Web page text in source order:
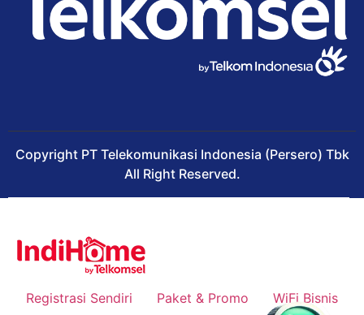
Copyright PT Telekomunikasi Indonesia (Persero) Tbk
All Right Reserved.
Registrasi Sendiri Paket & Promo WiFi Bisnis